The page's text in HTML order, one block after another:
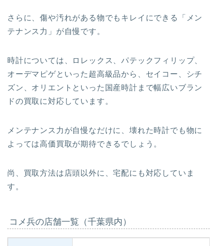
さらに、傷や汚れがある物でもキレイにできる
「メン
テナンス力」 が自慢です。
時計については、ロレックス、パテックフィリップ、
オーデマピゲといった超高級品から、セイコー、シチ
ズン、オリエントといった国産時計まで幅広いブラン
ドの買取に対応しています。
メンテナンス力が自慢なだけに、壊れた時計でも物に
よっては高価買取が期待できるでしょう。
尚、買取方法は店頭以外に、宅配にも対応していま
す。
コメ兵の店舗一覧（千葉県内）